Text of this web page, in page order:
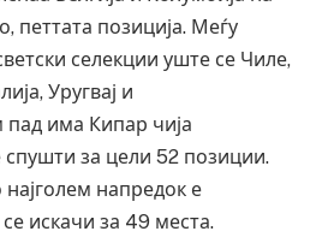
петтата позиција. Меѓу
селекции уште се Чиле,
Уругвај и
пад има Кипар чија
спушти за цели 52 позиции.
најголем напредок е
искачи за 49 места.